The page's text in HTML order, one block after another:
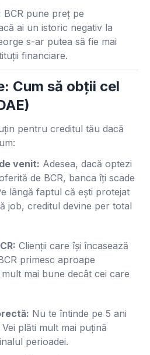
BCR pune preț pe
ai un istoric negativ la
s-ar putea să fie mai
financiare.
Cum să obții cel
pentru creditul tău dacă
venit: Adesea, dacă optezi
de BCR, banca îți scade
lângă faptul că ești protejat
job, creditul devine per total
Clienții care își încasează
primesc aproape
mai bune decât cei care
Nu te întinde pe 5 ani
plăti mult mai puțină
perioadei.